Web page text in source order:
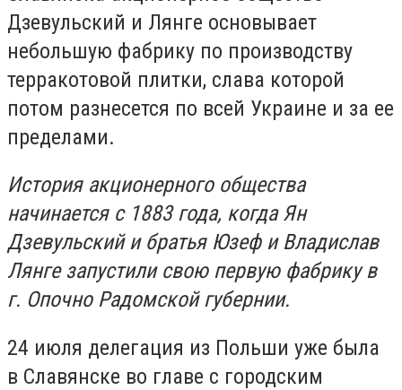
Дзевульский и Лянге основывает
небольшую фабрику по производству
терракотовой плитки, слава которой
потом разнесется по всей Украине и за ее
пределами.
История акционерного общества
начинается с 1883 года, когда Ян
Дзевульский и братья Юзеф и Владислав
Лянге запустили свою первую фабрику в
г. Опочно Радомской губернии.
24 июля делегация из Польши уже была
в Славянске во главе с городским